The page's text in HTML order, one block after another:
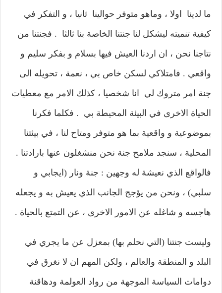
ما لدينا اولا ، وماهو متوفر حوالينا ثانيا ، و التفكر في
كيفية تنميته ليشكل لنا جنتنا الخاصة بنا ثالثا . فجنتنا من
نتاجنا نحن ، ان اردنا العيش فيها بسلام و بفكر سليم و
واقعي . فامتلاكي لسكن خاص بي ، نعمة ، تحويله الى
جنة امر متروك لي انا شخصيا ، كذلك الامر مع معطيات
الحياة الاخرى في البيئة المحيطة بي . فكلما فكرنا
بموضوعية و واقعية بما هو متوفر ومتاح لنا ، في بيئتنا
المحلية ، سنجد ملامح جنة نحن منشغلون عنها بارادتنا .
فالواقع الذي نعيشة له وجهين : جنة ونار (ايجابي و
سلبي) ، ونحن من يؤجج الجانب الذي يعيش به و يجعله
هاجسه و شاغله عن الامور الاخرى ، عن التمتع بالحياة .
وليست جنتنا (التي نحلم بها) بمعزل عن ما يجري في
البلد و المنطقة والعالم ، ولكن المهم ان لا نغرق في
دوامات السياسة الموجهة من رواد العولمة ودهاقنة